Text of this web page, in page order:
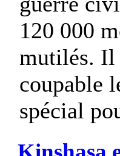
120 000
mutilés. Il
coupable
spécial